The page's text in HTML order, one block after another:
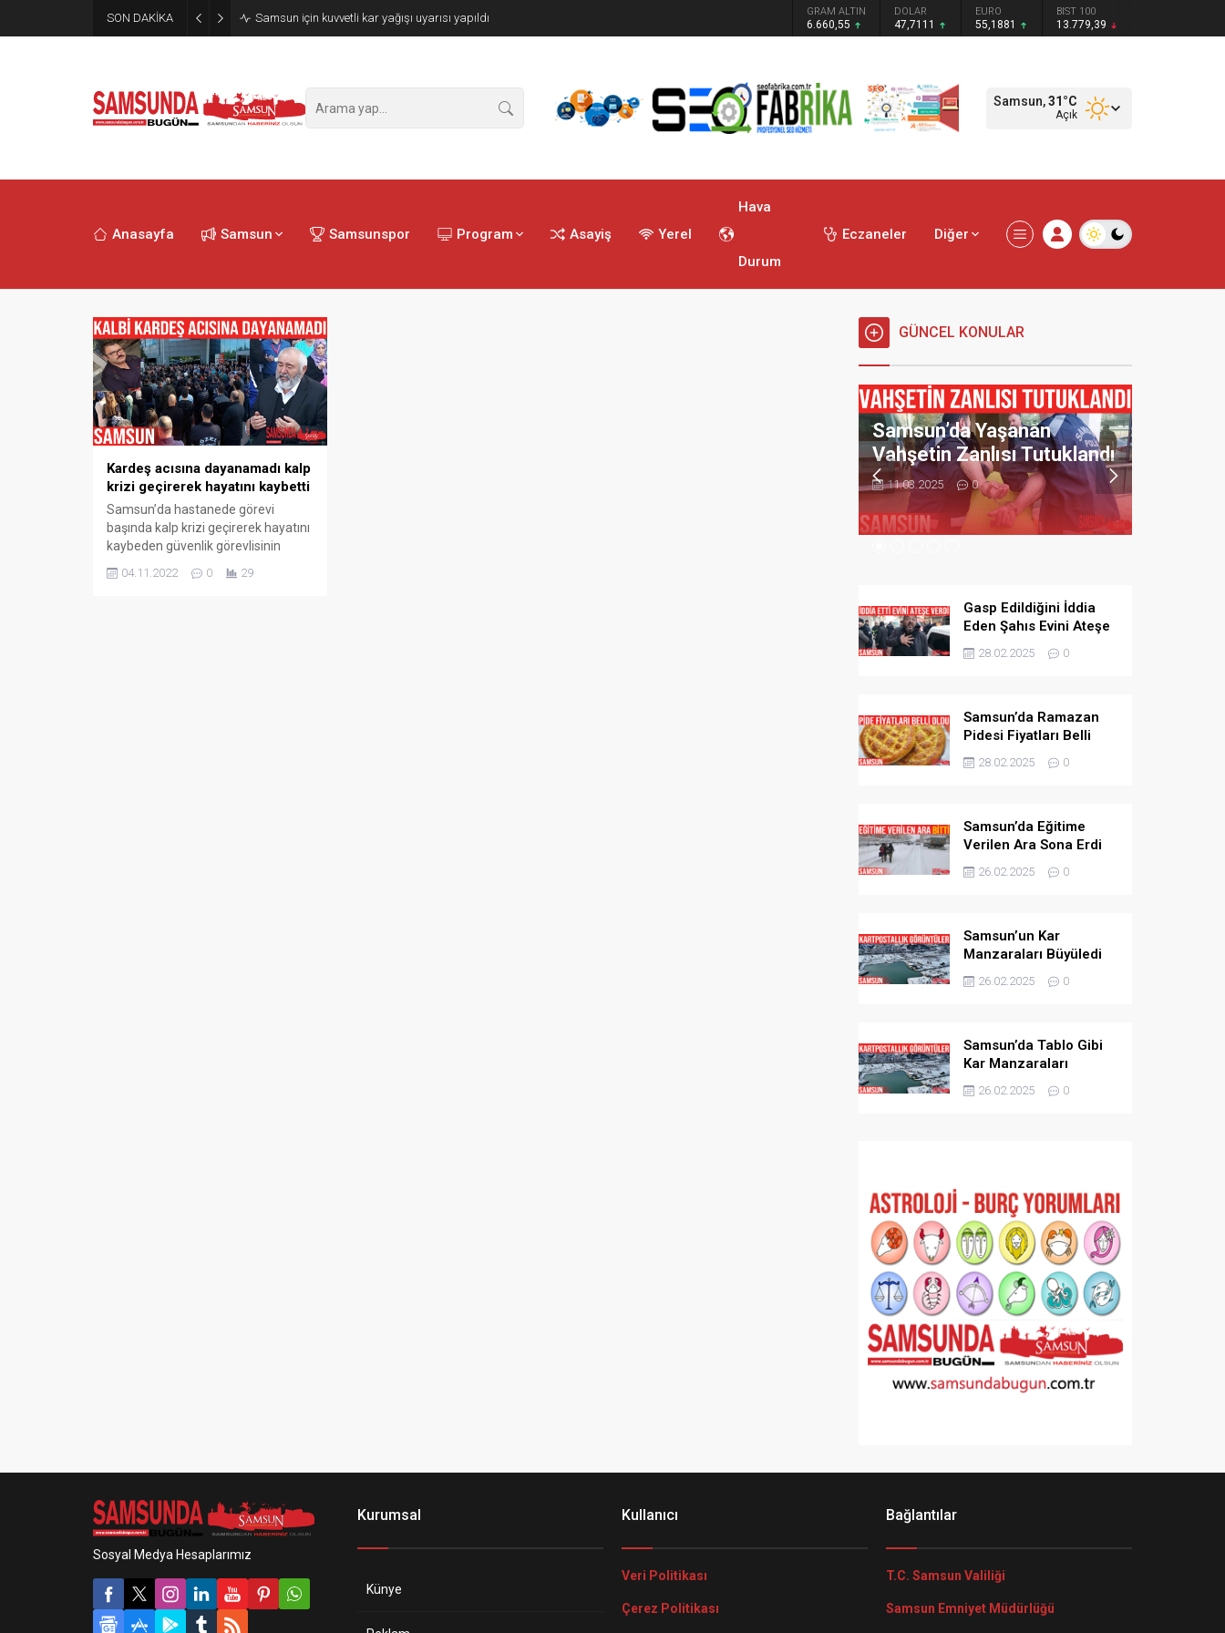
SON DAKİKA Samsun için kuvvetli kar yağışı uyarısı yapıldı GRAM ALTIN
6.660,55
DOLAR
47,7111
EURO
55,1881
BIST 100
13.779,39
Samsun,31 °C
Açık
Anasayfa Samsun Samsunspor Program Asayiş Yerel
Hava
Durum
Eczaneler Diğer
Kardeş acısına dayanamadı kalp
krizi geçirerek hayatını kaybetti
Samsun’da hastanede görevi
başında kalp krizi geçirerek hayatını
kaybeden güvenlik görevlisinin
ağabeyi de kardeşinin acısını
dayanamayarak kalp krizi geçirip
04.11.2022 0 29
GÜNCEL KONULAR
Zincirleme Trafik Kazası: 9
Samsun’da Yaşanan
Vahşetin Zanlısı Tutuklandı
11.03.2025 0
Gasp Edildiğini İddia
Eden Şahıs Evini Ateşe
Verdi
28.02.2025 0
Samsun’da Ramazan
Pidesi Fiyatları Belli
Oldu
28.02.2025 0
Samsun’da Eğitime
Verilen Ara Sona Erdi
26.02.2025 0
Samsun’un Kar
Manzaraları Büyüledi
26.02.2025 0
Samsun’da Tablo Gibi
Kar Manzaraları
26.02.2025 0
Sosyal Medya Hesaplarımız
Kurumsal
Künye
Kullanıcı
Veri Politikası
Çerez Politikası
Bağlantılar
T.C. Samsun Valiliği
Samsun Emniyet Müdürlüğü